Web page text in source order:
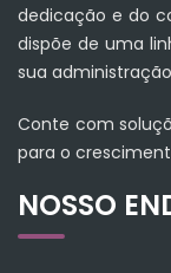
dedicação e do
dispõe de uma
sua
Conte com
para o
NOSSO